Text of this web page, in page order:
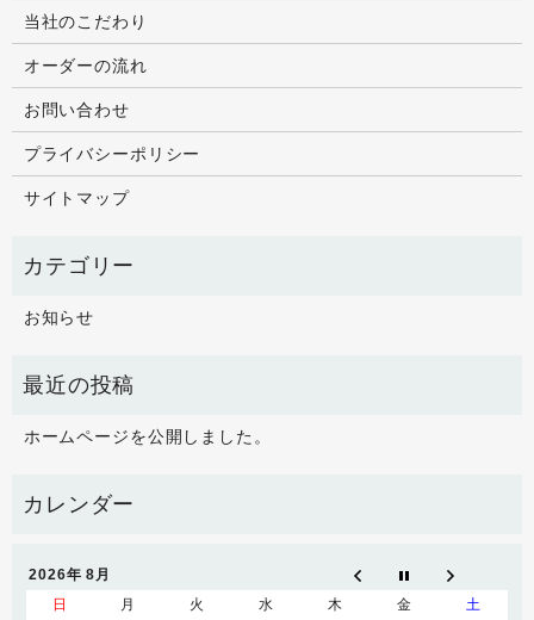
当社のこだわり
オーダーの流れ
お問い合わせ
プライバシーポリシー
サイトマップ
お知らせ
ホームページを公開しました。
2026年 8月
日
月 火 水 木 金 土